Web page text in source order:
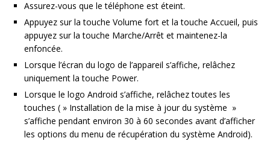
Assurez-vous que le téléphone est éteint.
Appuyez sur la touche Volume fort et la touche Accueil, puis
appuyez sur la touche Marche/Arrêt et maintenez-la
enfoncée.
Lorsque l’écran du logo de l’appareil s’affiche, relâchez
uniquement la touche Power.
Lorsque le logo Android s’affiche, relâchez toutes les
touches ( » Installation de la mise à jour du système »
s’affiche pendant environ 30 à 60 secondes avant d’afficher
les options du menu de récupération du système Android).